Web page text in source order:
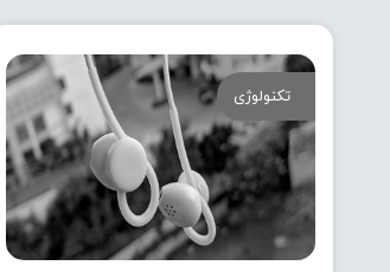
تکنولوژی